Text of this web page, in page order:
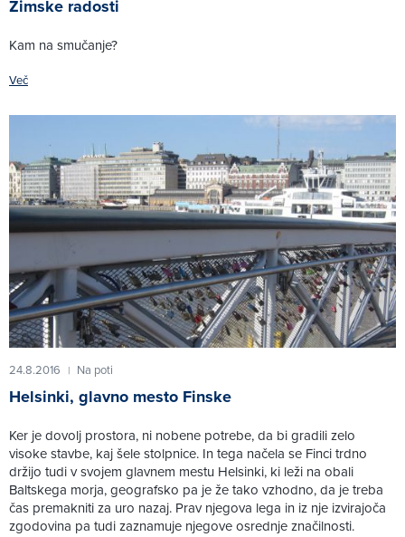
Zimske radosti
Kam na smučanje?
Več
24.8.2016 | Na poti
Helsinki, glavno mesto Finske
Ker je dovolj prostora, ni nobene potrebe, da bi gradili zelo
visoke stavbe, kaj šele stolpnice. In tega načela se Finci trdno
držijo tudi v svojem glavnem mestu Helsinki, ki leži na obali
Baltskega morja, geografsko pa je že tako vzhodno, da je treba
čas premakniti za uro nazaj. Prav njegova lega in iz nje izvirajoča
zgodovina pa tudi zaznamuje njegove osrednje značilnosti.